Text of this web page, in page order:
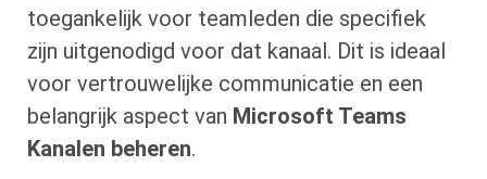
toegankelijk voor teamleden die specifiek
zijn uitgenodigd voor dat kanaal. Dit is ideaal
voor vertrouwelijke communicatie en een
belangrijk aspect van Microsoft Teams
Kanalen beheren.